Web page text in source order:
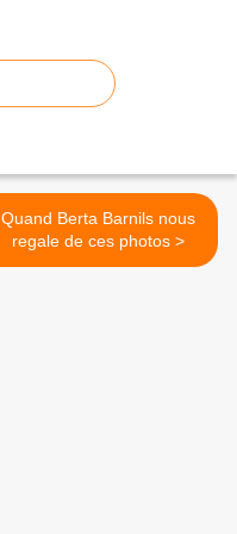
Quand Berta Barnils nous
regale de ces photos >